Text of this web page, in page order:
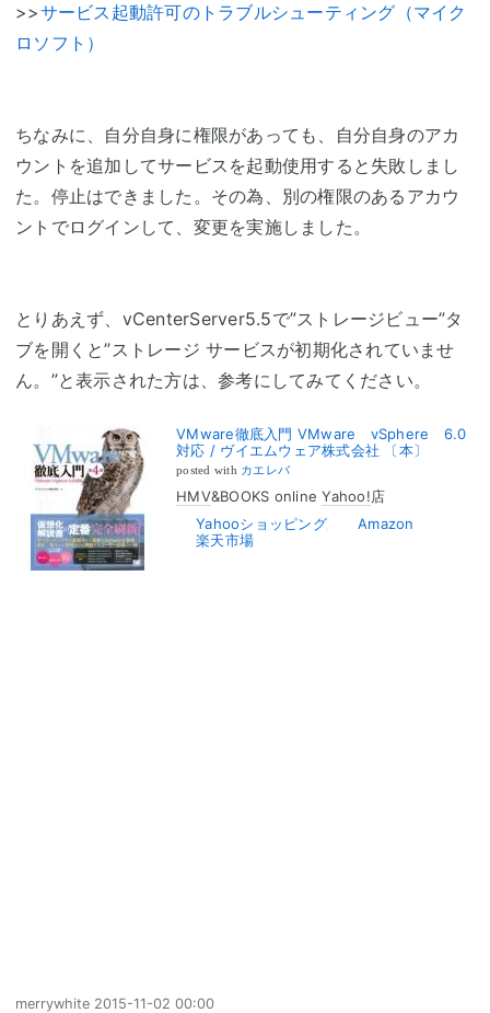
>>サービス起動許可のトラブルシューティング（マイク
ロソフト）
ちなみに、自分自身に権限があっても、自分自身のアカ
ウントを追加してサービスを起動使用すると失敗しまし
た。停止はできました。その為、別の権限のあるアカウ
ントでログインして、変更を実施しました。
とりあえず、vCenterServer5.5で”ストレージビュー”タ
ブを開くと”ストレージ サービスが初期化されていませ
ん。”と表示された方は、参考にしてみてください。
VMware徹底入門 VMware vSphere 6.0
対応 / ヴイエムウェア株式会社 〔本〕
posted with カエレバ
HMV&BOOKS onlineYahoo!店
Yahooショッピング
Amazon
楽天市場
merrywhite 2015-11-02 00:00